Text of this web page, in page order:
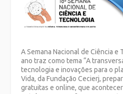
A Semana Nacional de Ciência e
ano traz como tema “A
tecnologia e inovações para o
Vida, da Fundação Cecierj,
gratuitas e online, que